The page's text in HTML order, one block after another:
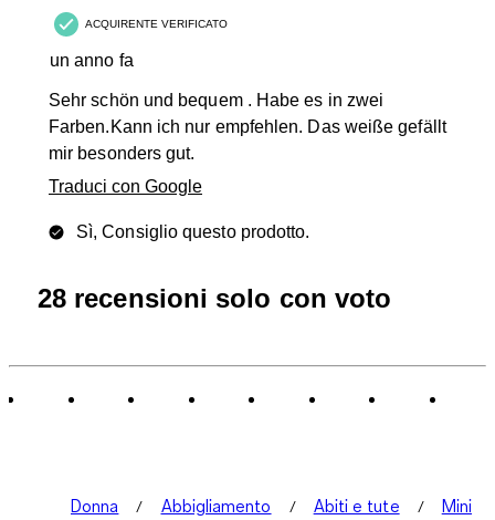
ACQUIRENTE VERIFICATO
un anno fa
Sehr schön und bequem . Habe es in zwei
Farben.Kann ich nur empfehlen. Das weiße gefällt
mir besonders gut.
Traduci con Google
Sì, Consiglio questo prodotto.
28 recensioni solo con voto
Donna Abbigliamento Abiti e tute
Mini